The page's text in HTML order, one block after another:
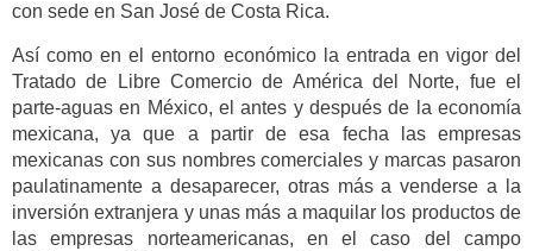
con sede en San José de Costa Rica.
Así como en el entorno económico la entrada en vigor del
Tratado de Libre Comercio de América del Norte, fue el
parte-aguas en México, el antes y después de la economía
mexicana, ya que a partir de esa fecha las empresas
mexicanas con sus nombres comerciales y marcas pasaron
paulatinamente a desaparecer, otras más a venderse a la
inversión extranjera y unas más a maquilar los productos de
las empresas norteamericanas, en el caso del campo